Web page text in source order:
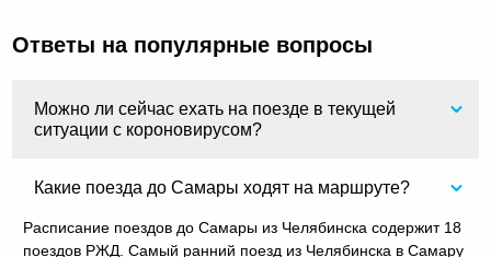
Ответы на популярные вопросы
Можно ли сейчас ехать на поезде в текущей
ситуации с короновирусом?
Какие поезда до Самары ходят на маршруте?
Расписание поездов до Самары из Челябинска содержит 18
поездов РЖД. Самый ранний поезд из Челябинска в Самару